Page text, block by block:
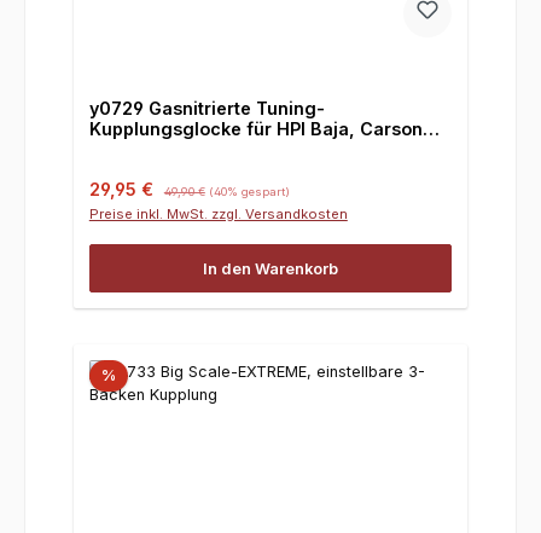
y0729 Gasnitrierte Tuning-
Kupplungsglocke für HPI Baja, Carson
Verkaufspreis:
29,95 € Regulärer Preis:
49,90 € (40% gespart)
Preise inkl. MwSt. zzgl. Versandkosten
In den Warenkorb
%